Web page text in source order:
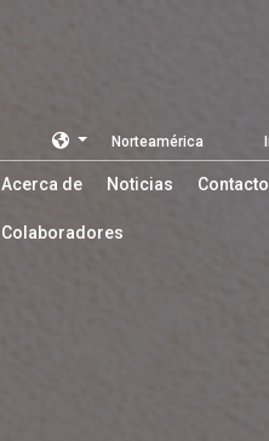
Acerca de Noticias Contacto
Colaboradores
Norteamérica